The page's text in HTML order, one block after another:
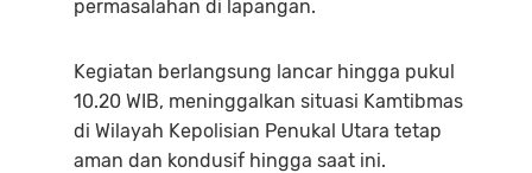
permasalahan di lapangan.
Kegiatan berlangsung lancar hingga pukul
10.20 WIB, meninggalkan situasi Kamtibmas
di Wilayah Kepolisian Penukal Utara tetap
aman dan kondusif hingga saat ini.